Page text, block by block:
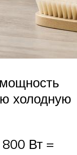
холодную
Вт =